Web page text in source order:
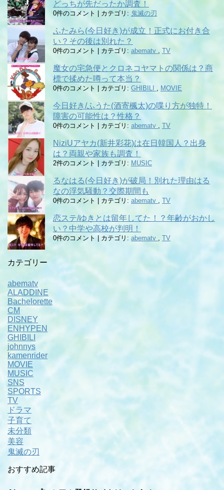
どっちが先だったか調査！
0件のコメント カテゴリ: 鬼滅の刃
ふたみら(今日好き)が成立！正式にお付き合
い？その後は別れた？
0件のコメント カテゴリ: abematv , TV
魔女の宅急便とクロネコヤマトの関係は？商
標で揉めた噂って本当？
0件のコメント カテゴリ: GHIBILI , MOVIE
今日好き/ふうた(酒寄楓太)の喋り方が独特！
障害の可能性は？性格？
0件のコメント カテゴリ: abematv , TV
NiziUアヤカ(新井彩花)は在日韓国人？出身
は？両親や家族も調査！
2件のコメント カテゴリ: MUSIC
るなはる(今日好き)が破局！別れた理由はる
なの浮気騒動？交際期間も
0件のコメント カテゴリ: abematv , TV
恋ステ/ゆきとは留年してた！？年齢がおかし
い？中学や高校が判明！
0件のコメント カテゴリ: abematv , TV
カテゴリー
abematv
ALADDINE
Bachelorette
CM
DISNEY
ENHYPEN
GHIBILI
johnnys
kamenrider
MOVIE
MUSIC
SNS
SPORTS
TV
ドラマ
子育て
未分類
美容
鬼滅の刃
おすすめ記事